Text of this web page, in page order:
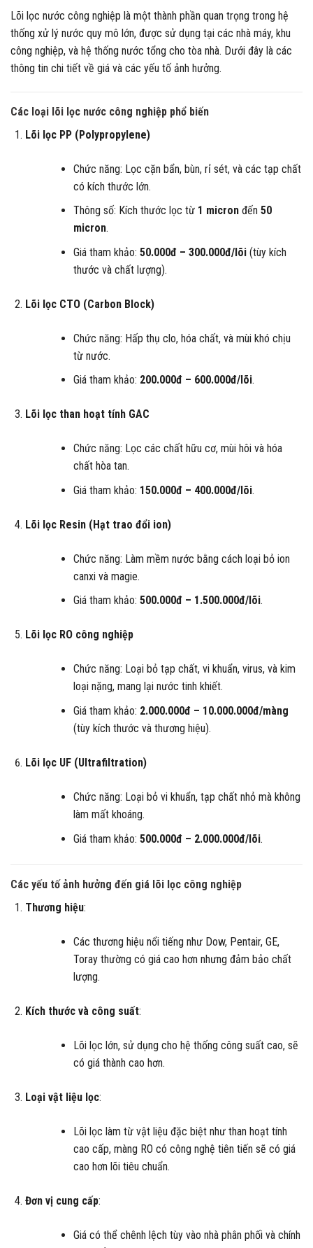
Lõi lọc nước công nghiệp là một thành phần quan trọng trong hệ
thống xử lý nước quy mô lớn, được sử dụng tại các nhà máy, khu
công nghiệp, và hệ thống nước tổng cho tòa nhà. Dưới đây là các
thông tin chi tiết về giá và các yếu tố ảnh hưởng.
Các loại lõi lọc nước công nghiệp phổ biến
Lõi lọc PP (Polypropylene)
Chức năng: Lọc cặn bẩn, bùn, rỉ sét, và các tạp chất
có kích thước lớn.
Thông số: Kích thước lọc từ 1 micronđến 50
micron.
Giá tham khảo: 50.000đ – 300.000đ/lõi(tùy kích
thước và chất lượng).
Lõi lọc CTO (Carbon Block)
Chức năng: Hấp thụ clo, hóa chất, và mùi khó chịu
từ nước.
Giá tham khảo: 200.000đ – 600.000đ/lõi.
Lõi lọc than hoạt tính GAC
Chức năng: Lọc các chất hữu cơ, mùi hôi và hóa
chất hòa tan.
Giá tham khảo: 150.000đ – 400.000đ/lõi.
Lõi lọc Resin (Hạt trao đổi ion)
Chức năng: Làm mềm nước bằng cách loại bỏ ion
canxi và magie.
Giá tham khảo: 500.000đ – 1.500.000đ/lõi.
Lõi lọc RO công nghiệp
Chức năng: Loại bỏ tạp chất, vi khuẩn, virus, và kim
loại nặng, mang lại nước tinh khiết.
Giá tham khảo: 2.000.000đ – 10.000.000đ/màng
(tùy kích thước và thương hiệu).
Lõi lọc UF (Ultrafiltration)
Chức năng: Loại bỏ vi khuẩn, tạp chất nhỏ mà không
làm mất khoáng.
Giá tham khảo: 500.000đ – 2.000.000đ/lõi.
Các yếu tố ảnh hưởng đến giá lõi lọc công nghiệp
Thương hiệu:
Các thương hiệu nổi tiếng như Dow, Pentair, GE,
Toray thường có giá cao hơn nhưng đảm bảo chất
lượng.
Kích thước và công suất:
Lõi lọc lớn, sử dụng cho hệ thống công suất cao, sẽ
có giá thành cao hơn.
Loại vật liệu lọc:
Lõi lọc làm từ vật liệu đặc biệt như than hoạt tính
cao cấp, màng RO có công nghệ tiên tiến sẽ có giá
cao hơn lõi tiêu chuẩn.
Đơn vị cung cấp:
Giá có thể chênh lệch tùy vào nhà phân phối và chính